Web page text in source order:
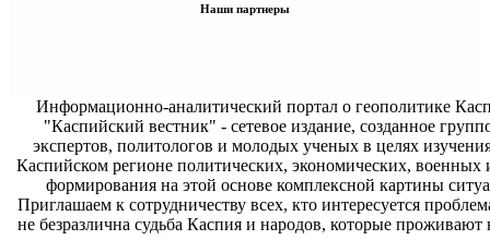
Наши партнеры
Информационно-аналитический портал о геополитике
"Каспийский вестник" - сетевое издание, созданное
экспертов, политологов и молодых ученых в целях
Каспийском регионе политических, экономических, военных
формирования на этой основе комплексной картины
Приглашаем к сотрудничеству всех, кто интересуется
не безразлична судьба Каспия и народов, которые проживают